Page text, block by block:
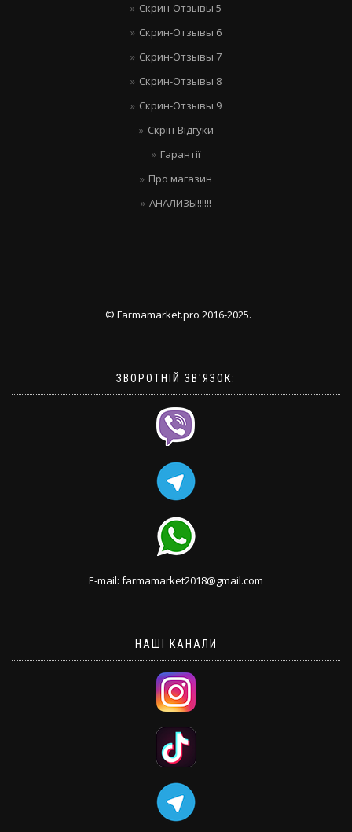
Скрин-Отзывы 5
Скрин-Отзывы 6
Скрин-Отзывы 7
Скрин-Отзывы 8
Скрин-Отзывы 9
Скрін-Відгуки
Гарантії
Про магазин
АНАЛИЗЫ!!!!!!
© Farmamarket.pro 2016-2025.
ЗВОРОТНІЙ ЗВ'ЯЗОК:
E-mail: farmamarket2018@gmail.com
НАШІ КАНАЛИ